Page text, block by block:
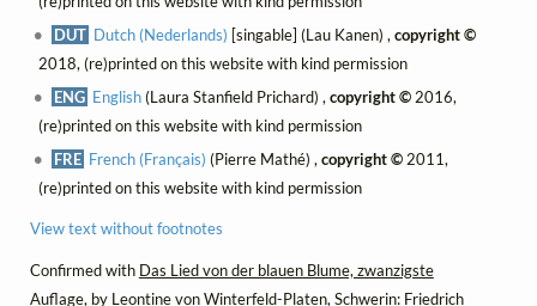
DUT Dutch (Nederlands) [singable] (Lau Kanen) ,copyright ©
2018, (re)printed on this website with kind permission
ENG English(Laura Stanfield Prichard) ,copyright ©2016,
(re)printed on this website with kind permission
FRE French (Français) (Pierre Mathé) ,copyright ©2011,
(re)printed on this website with kind permission
View text without footnotes
Confirmed with Das Lied von der blauen Blume, zwanzigste
Auflage, by Leontine von Winterfeld-Platen, Schwerin: Friedrich